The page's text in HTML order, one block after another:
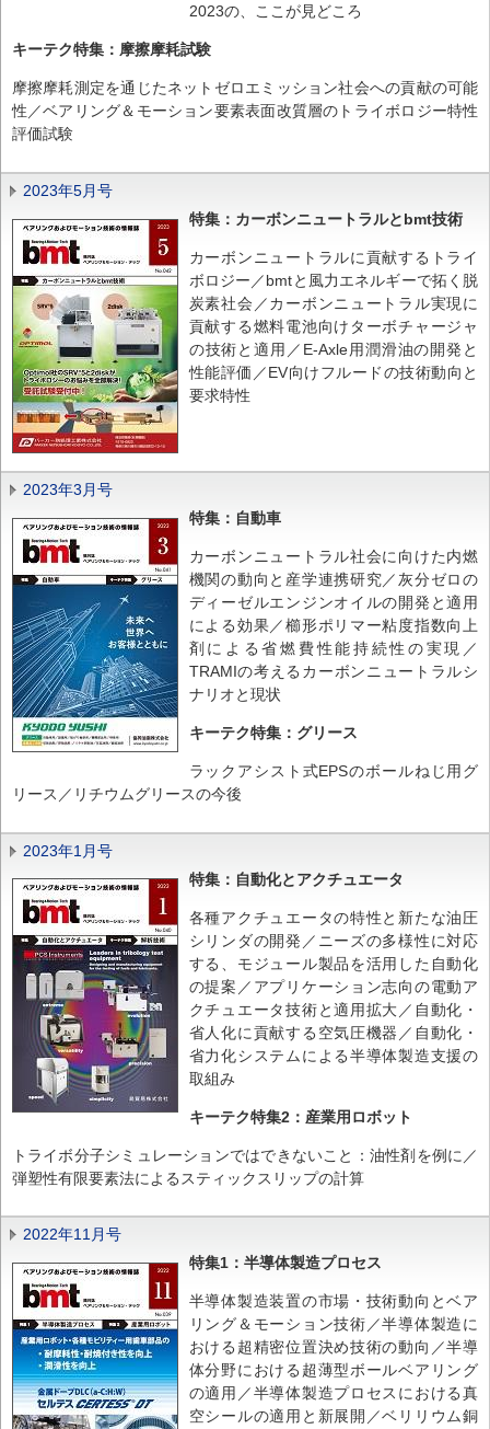
2023の、ここが見どころ
キーテク特集：摩擦摩耗試験
摩擦摩耗測定を通じたネットゼロエミッション社会への貢献の可能
性／ベアリング＆モーション要素表面改質層のトライボロジー特性
評価試験
2023年5月号
特集：カーボンニュートラルとbmt技術
カーボンニュートラルに貢献するトライ
ボロジー／bmtと風力エネルギーで拓く脱
炭素社会／カーボンニュートラル実現に
貢献する燃料電池向けターボチャージャ
の技術と適用／E-Axle用潤滑油の開発と
性能評価／EV向けフルードの技術動向と
要求特性
2023年3月号
特集：自動車
カーボンニュートラル社会に向けた内燃
機関の動向と産学連携研究／灰分ゼロの
ディーゼルエンジンオイルの開発と適用
による効果／櫛形ポリマー粘度指数向上
剤による省燃費性能持続性の実現／
TRAMIの考えるカーボンニュートラルシ
ナリオと現状
キーテク特集：グリース
ラックアシスト式EPSのボールねじ用グ
リース／リチウムグリースの今後
2023年1月号
特集：自動化とアクチュエータ
各種アクチュエータの特性と新たな油圧
シリンダの開発／ニーズの多様性に対応
する、モジュール製品を活用した自動化
の提案／アプリケーション志向の電動ア
クチュエータ技術と適用拡大／自動化・
省人化に貢献する空気圧機器／自動化・
省力化システムによる半導体製造支援の
取組み
キーテク特集2：産業用ロボット
トライボ分子シミュレーションではできないこと：油性剤を例に／
弾塑性有限要素法によるスティックスリップの計算
2022年11月号
特集1：半導体製造プロセス
半導体製造装置の市場・技術動向とベア
リング＆モーション技術／半導体製造に
おける超精密位置決め技術の動向／半導
体分野における超薄型ボールベアリング
の適用／半導体製造プロセスにおける真
空シールの適用と新展開／ベリリウム銅